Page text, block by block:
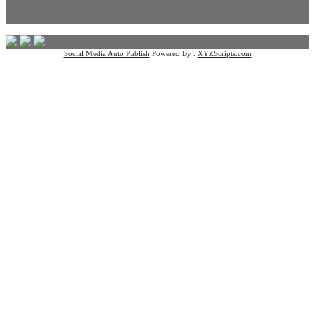
Social Media Auto Publish Powered By : XYZScripts.com